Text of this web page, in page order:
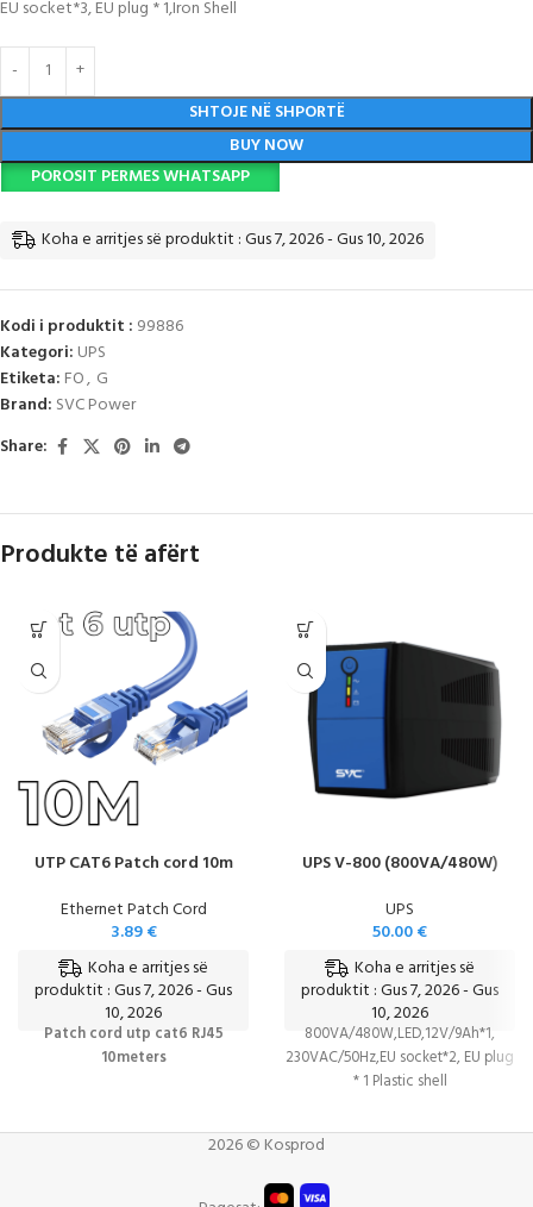
EU socket*3, EU plug * 1,Iron Shell
SHTOJE NË SHPORTË
BUY NOW
POROSIT PERMES WHATSAPP
Koha e arritjes së produktit : Gus 7, 2026 - Gus 10, 2026
Kodi i produktit : 99886
Kategori: UPS
Etiketa: FO, G
Brand: SVC Power
Share:
Produkte të afërt
UTP CAT6 Patch cord 10m
Ethernet Patch Cord
3.89€
Koha e arritjes së
produktit : Gus 7, 2026 - Gus
10, 2026
Patch cord utp cat6 RJ45
10meters
UPS V-800 (800VA/480W)
UPS
50.00€
Koha e arritjes së
produktit : Gus 7, 2026 - Gus
10, 2026
800VA/480W,LED,12V/9Ah*1,
230VAC/50Hz,EU socket*2, EU plug
* 1 Plastic shell
2026 © Kosprod